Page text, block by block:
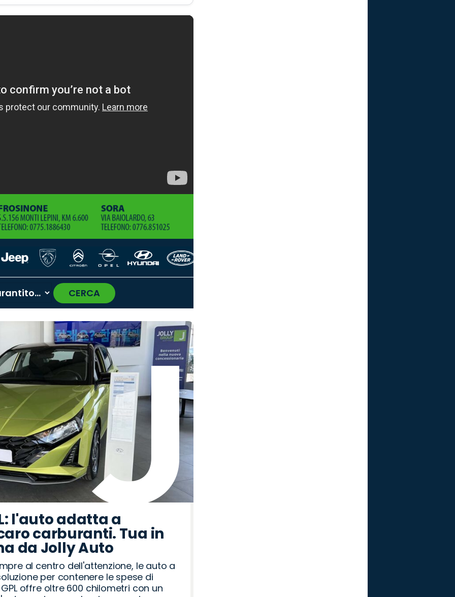
CERCA
›
l'auto adatta a
carburanti. Tua in
da Jolly Auto
al centro dell'attenzione, le auto a
per contenere le spese di
offre oltre 600 chilometri con un